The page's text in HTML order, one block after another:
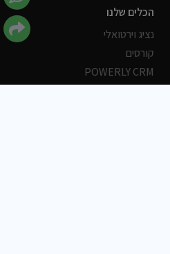
הכלים שלנו
נציג וירטואלי
קורסים
POWERLY CRM